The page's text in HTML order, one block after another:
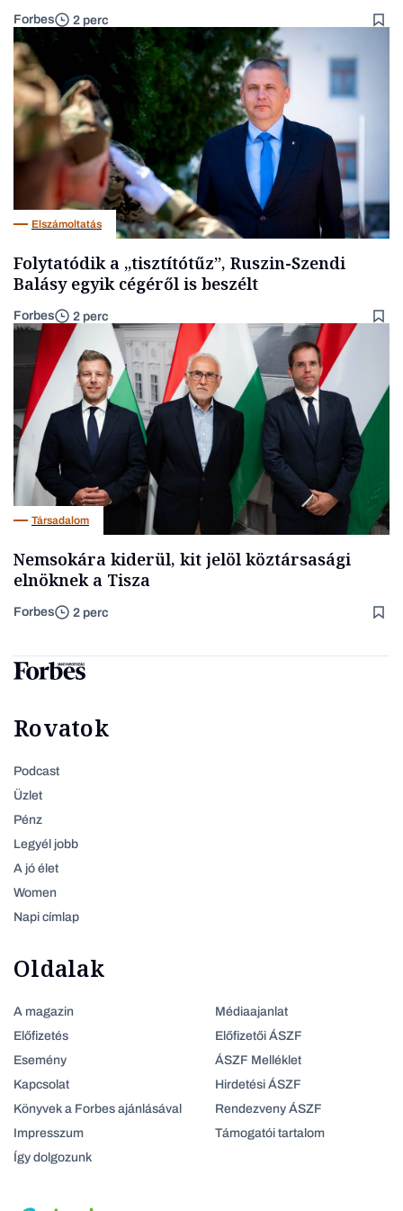
Forbes 2 perc
Elszámoltatás
Folytatódik a „tisztítótűz”, Ruszin-Szendi
Balásy egyik cégéről is beszélt
Forbes 2 perc
Társadalom
Nemsokára kiderül, kit jelöl köztársasági
elnöknek a Tisza
Forbes 2 perc
Rovatok
Podcast
Üzlet
Pénz
Legyél jobb
A jó élet
Women
Napi címlap
Oldalak
A magazin
Előfizetés
Esemény
Kapcsolat
Könyvek a Forbes ajánlásával
Impresszum
Így dolgozunk
Médiaajanlat
Előfizetői ÁSZF
ÁSZF Melléklet
Hirdetési ÁSZF
Rendezveny ÁSZF
Támogatói tartalom